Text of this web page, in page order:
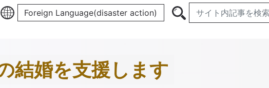
Foreign Language(disaster action)
結婚を支援します